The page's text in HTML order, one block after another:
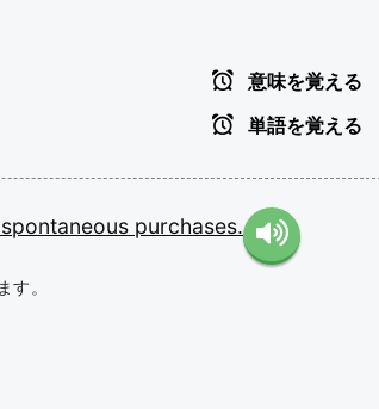
意味を覚える
単語を覚える
spontaneous purchases.
す。